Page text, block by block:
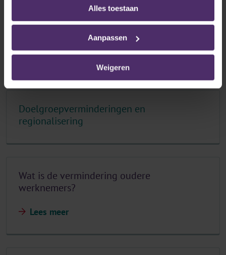
Alles toestaan
Aanpassen
Weigeren
Alle artikelen over Oudere werknemers
Doelgroepverminderingen en
regionalisering
Wat is de vermindering oudere
werknemers?
Lees meer